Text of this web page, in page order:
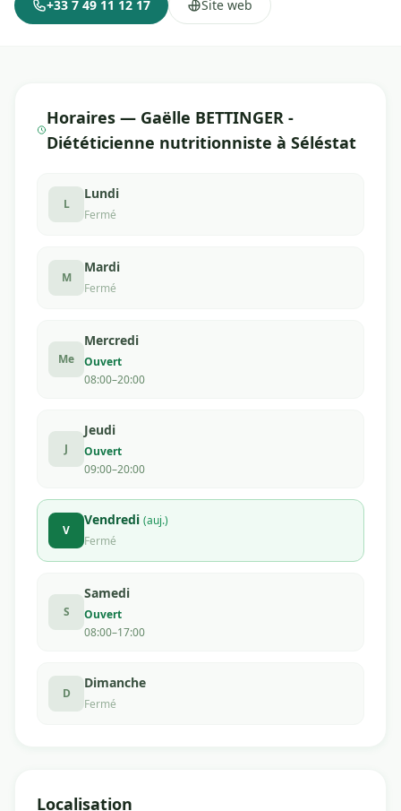
+33 7 49 11 12 17 Site web
Horaires — Gaëlle BETTINGER -
Diététicienne nutritionniste à Séléstat
L
Lundi
Fermé
M
Mardi
Fermé
Me
Mercredi
Ouvert
08:00–20:00
J
Jeudi
Ouvert
09:00–20:00
V
Vendredi (auj.)
Fermé
S
Samedi
Ouvert
08:00–17:00
D
Dimanche
Fermé
Localisation